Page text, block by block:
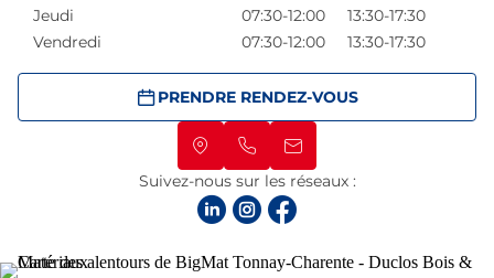
Jeudi
07:30-12:00
13:30-17:30
Vendredi
07:30-12:00 13:30-17:30
PRENDRE RENDEZ-VOUS
Suivez-nous sur les réseaux :